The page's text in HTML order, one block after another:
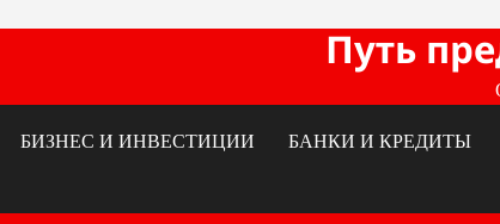
Путь
БИЗНЕС И ИНВЕСТИЦИИ БАНКИ И КРЕДИТЫ